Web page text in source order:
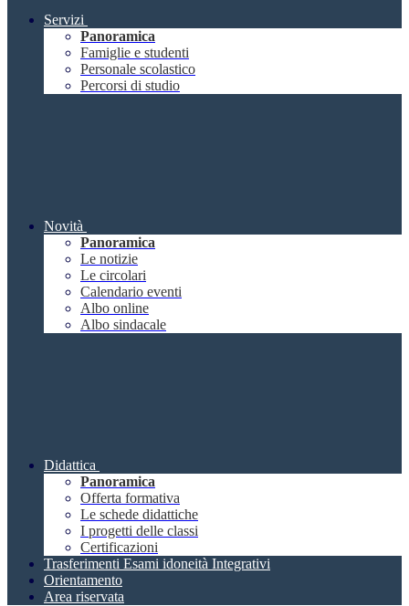
Servizi
Panoramica
Famiglie e studenti
Personale scolastico
Percorsi di studio
Novità
Panoramica
Le notizie
Le circolari
Calendario eventi
Albo online
Albo sindacale
Didattica
Panoramica
Offerta formativa
Le schede didattiche
I progetti delle classi
Certificazioni
Trasferimenti Esami idoneità Integrativi
Orientamento
Area riservata